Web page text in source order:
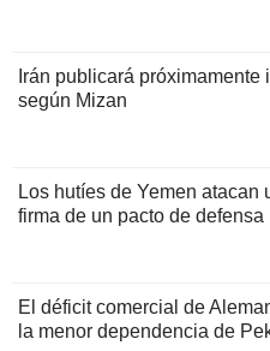
Irán publicará
según Mizan
Los hutíes de Yemen atacan
firma de un pacto de
El déficit comercial de
la menor dependencia de